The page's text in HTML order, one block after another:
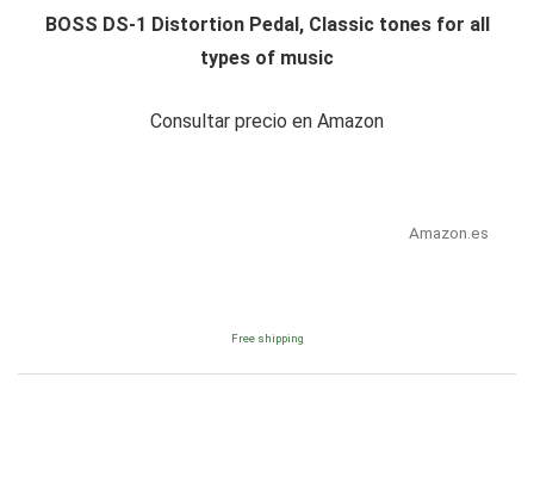
BOSS DS-1 Distortion Pedal, Classic tones for all
types of music
Consultar precio en Amazon
Amazon.es
Free shipping